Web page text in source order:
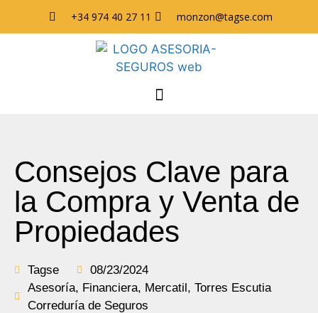
+34 974 40 27 11 monzon@tagse.com
Consejos Clave para
la Compra y Venta de
Propiedades
Tagse
08/23/2024
Asesoría, Financiera, Mercatil, Torres Escutia
Correduría de Seguros